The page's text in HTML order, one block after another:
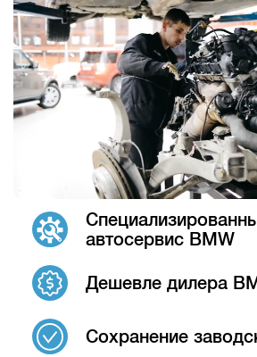
автосервис BMW
Дешевле дилера
Сохранение